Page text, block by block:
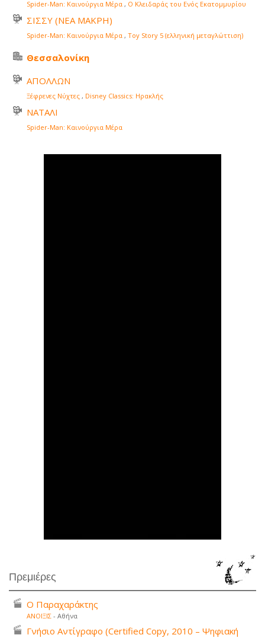
Spider-Man: Καινούργια Μέρα , Ο Κλειδαράς του Ενός Εκατομμυρίου
ΣΙΣΣΥ (ΝΕΑ ΜΑΚΡΗ)
Spider-Man: Καινούργια Μέρα , Toy Story 5 (ελληνική μεταγλώττιση)
Θεσσαλονίκη
ΑΠΟΛΛΩΝ
Ξέφρενες Νύχτες , Disney Classics: Ηρακλής
ΝΑΤΑΛΙ
Spider-Man: Καινούργια Μέρα
Πρεμιέρες
Ο Παραχαράκτης
ΑΝΟΙΞΙΣ - Αθήνα
Γνήσιο Αντίγραφο (Certified Copy, 2010 – Ψηφιακή